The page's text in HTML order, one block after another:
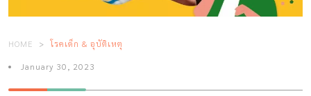
HOME โรคเด็ก & อุบัติเหตุ
January 30, 2023